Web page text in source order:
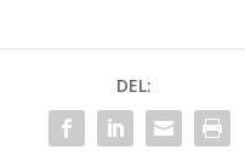
DEL: